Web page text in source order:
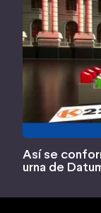
Así se
urna de